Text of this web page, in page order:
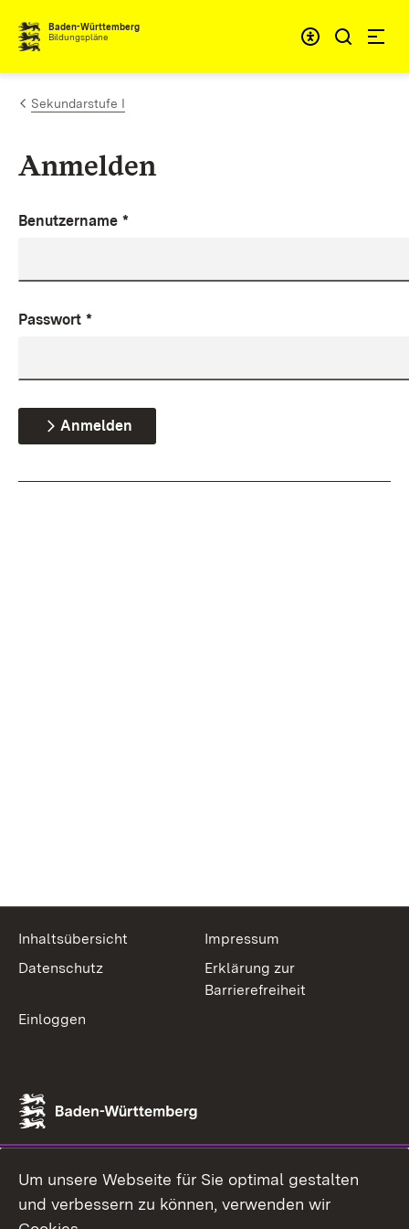
Zum Inhalt springen
Baden-Württemberg
Bildungspläne
Sekundarstufe I
Anmelden
Benutzername *
Passwort *
Anmelden
Inhaltsübersicht
Impressum
Datenschutz
Erklärung zur
Barrierefreiheit
Einloggen
Um unsere Webseite für Sie optimal gestalten
und verbessern zu können, verwenden wir